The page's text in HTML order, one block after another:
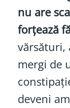
nu are
forțează
vărsături,
mergi de
deveni